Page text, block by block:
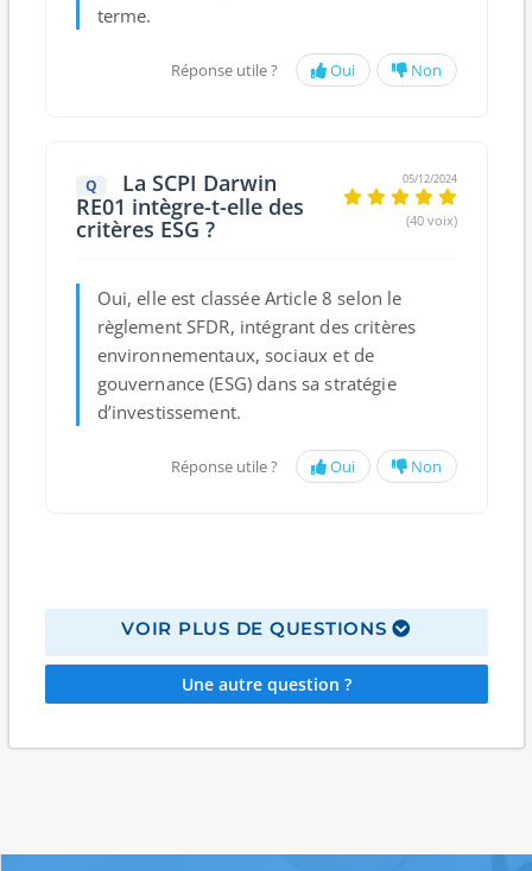
terme.
Réponse utile ? Oui Non
Q
La SCPI Darwin
RE01 intègre-t-elle des
critères ESG ?
05/12/2024
(40 voix)
Oui, elle est classée Article 8 selon le
règlement SFDR, intégrant des critères
environnementaux, sociaux et de
gouvernance (ESG) dans sa stratégie
d’investissement.
Réponse utile ? Oui Non
VOIR PLUS DE QUESTIONS
Une autre question ?